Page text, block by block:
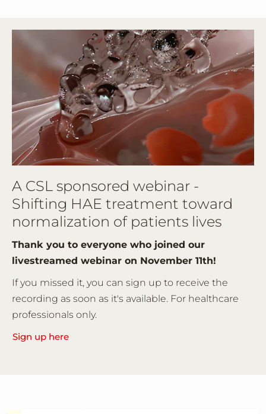
A CSL sponsored webinar -
Shifting HAE treatment toward
normalization of patients lives
Thank you to everyone who joined our
livestreamed webinar on November 11th!
If you missed it, you can sign up to receive the
recording as soon as it's available. For healthcare
professionals only.
Sign up here